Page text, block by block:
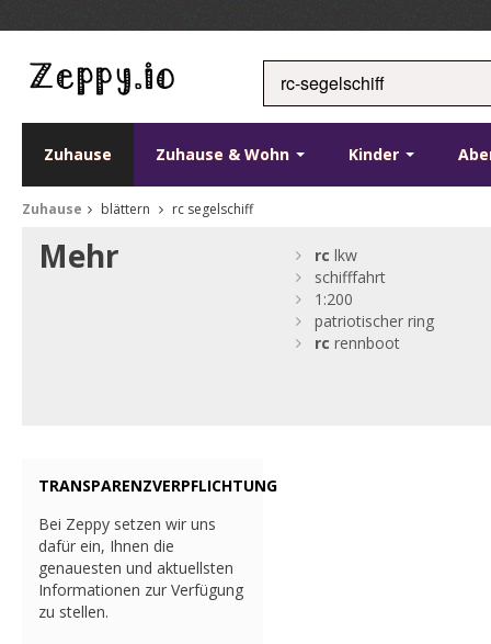
Zuhause Zuhause & Wohn Kinder
Zuhause blättern rc segelschiff
Mehr rc lkw
schifffahrt
1:200
patriotischer ring
rc rennboot
TRANSPARENZVERPFLICHTUNG
Bei Zeppy setzen wir uns
dafür ein, Ihnen die
genauesten und aktuellsten
Informationen zur Verfügung
zu stellen.